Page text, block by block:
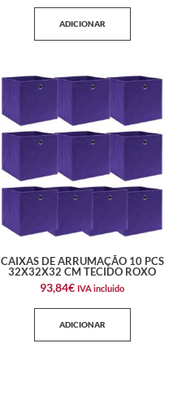
ADICIONAR
CAIXAS DE ARRUMAÇÃO 10 PCS
32X32X32 CM TECIDO ROXO
93,84€ IVA incluido
ADICIONAR